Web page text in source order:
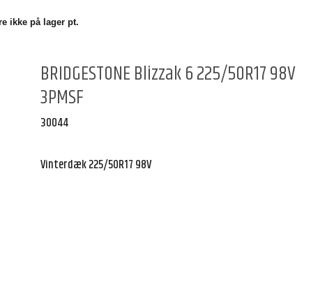
ikke på lager pt.
BRIDGESTONE Blizzak 6 225/50R17 98V
3PMSF
30044
Vinterdæk 225/50R17 98V